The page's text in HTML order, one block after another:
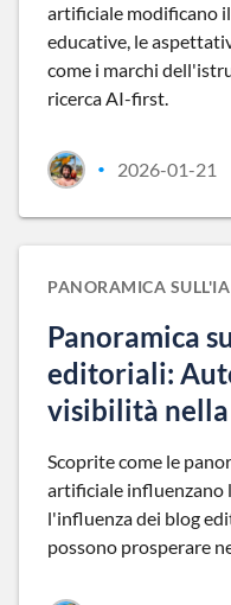
artificiale modificano
educative, le
come i marchi
ricerca AI-first.
• 2026-01-21
PANORAMICA SULL'IA
Panoramica
editoriali:
visibilità
Scoprite come le
artificiale influenzano
l'influenza dei blog
possono prosperare